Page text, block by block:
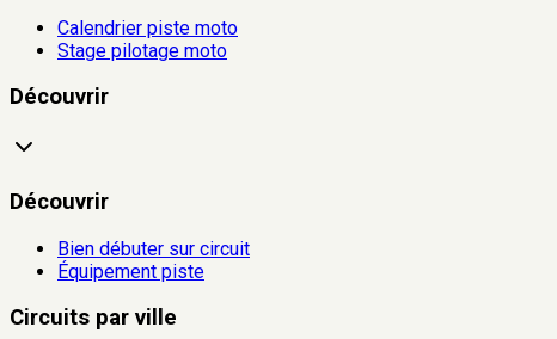
Calendrier piste moto
Stage pilotage moto
Découvrir
Découvrir
Bien débuter sur circuit
Équipement piste
Circuits par ville